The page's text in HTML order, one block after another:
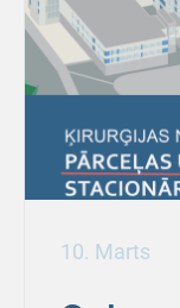
10. Marts